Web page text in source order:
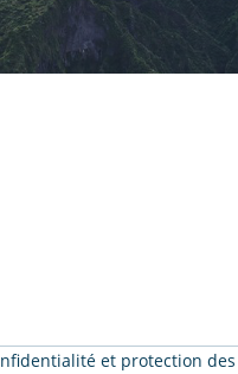
et protection